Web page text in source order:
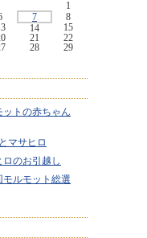
1
7
8
14
15
21
22
28
29
トの赤ちゃん
マサヒロ
のお引越し
ルモット総選